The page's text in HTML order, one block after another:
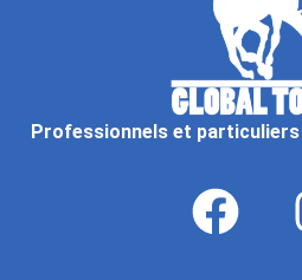
Professionnels et particuliers